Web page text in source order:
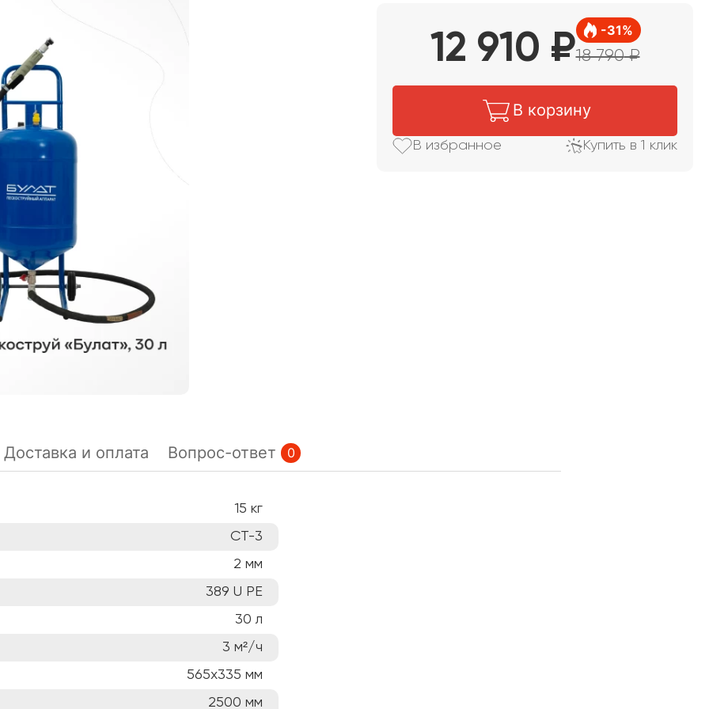
12 910 ₽ -31%
18 790₽
В корзину
В избранное Купить в 1 клик
Доставка и оплата Вопрос-ответ 0
15 кг
СТ-3
2 мм
389 U PE
30 л
3 м²/ч
565х335 мм
2500 мм